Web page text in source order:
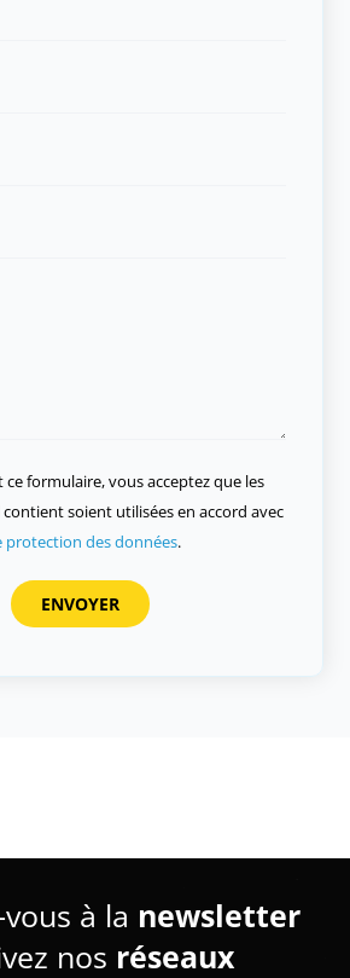
formulaire, vous acceptez que les
soient utilisées en accord avec
protection des données.
à la newsletter
nos réseaux